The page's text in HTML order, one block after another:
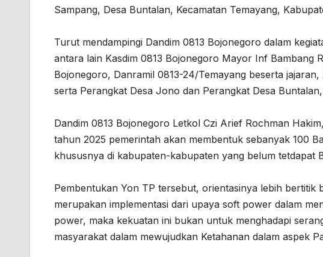
Sampang, Desa Buntalan, Kecamatan Temayang,
Turut mendampingi Dandim 0813 Bojonegoro dalam
antara lain Kasdim 0813 Bojonegoro Mayor Inf Bambang
Bojonegoro, Danramil 0813-24/Temayang beserta
serta Perangkat Desa Jono dan Perangkat Desa
Dandim 0813 Bojonegoro Letkol Czi Arief Rochman
tahun 2025 pemerintah akan membentuk sebanyak 100
khususnya di kabupaten-kabupaten yang belum tetdapat
Pembentukan Yon TP tersebut, orientasinya lebih bertitik
merupakan implementasi dari upaya soft power dalam
power, maka kekuatan ini bukan untuk menghadapi
masyarakat dalam mewujudkan Ketahanan dalam aspek